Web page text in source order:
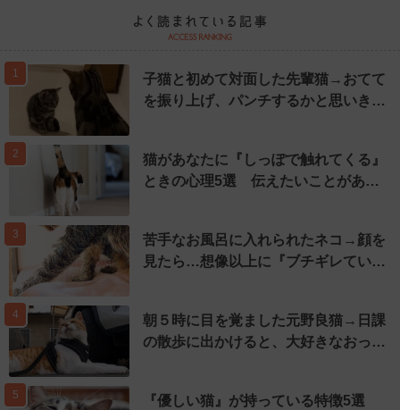
1
子猫と初めて対面した先輩猫→おてて
を振り上げ、パンチするかと思いき…
2
猫があなたに『しっぽで触れてくる』
ときの心理5選 伝えたいことがあ…
3
苦手なお風呂に入れられたネコ→顔を
見たら…想像以上に『ブチギレてい…
4
朝５時に目を覚ました元野良猫→日課
の散歩に出かけると、大好きなおっ…
5
『優しい猫』が持っている特徴5選